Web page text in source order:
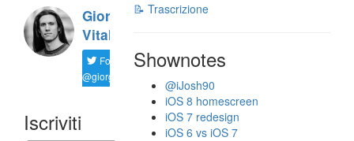
Giorgio
Vitali
Follow
@giorgio__vit
Iscriviti
📝 Trascrizione
Shownotes
@iJosh90
iOS 8 homescreen
iOS 7 redesign
iOS 6 vs iOS 7